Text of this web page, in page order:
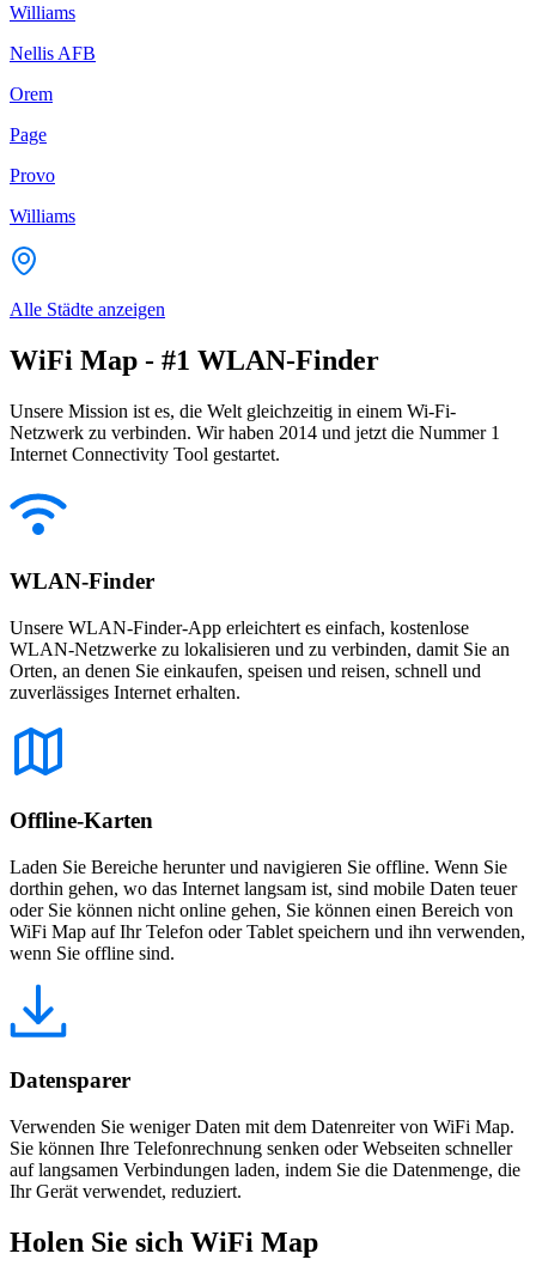
Williams
Nellis AFB
Orem
Page
Provo
Williams
Alle Städte anzeigen
WiFi Map - #1 WLAN-Finder
Unsere Mission ist es, die Welt gleichzeitig in einem Wi-Fi-
Netzwerk zu verbinden. Wir haben 2014 und jetzt die Nummer 1
Internet Connectivity Tool gestartet.
WLAN-Finder
Unsere WLAN-Finder-App erleichtert es einfach, kostenlose
WLAN-Netzwerke zu lokalisieren und zu verbinden, damit Sie an
Orten, an denen Sie einkaufen, speisen und reisen, schnell und
zuverlässiges Internet erhalten.
Offline-Karten
Laden Sie Bereiche herunter und navigieren Sie offline. Wenn Sie
dorthin gehen, wo das Internet langsam ist, sind mobile Daten teuer
oder Sie können nicht online gehen, Sie können einen Bereich von
WiFi Map auf Ihr Telefon oder Tablet speichern und ihn verwenden,
wenn Sie offline sind.
Datensparer
Verwenden Sie weniger Daten mit dem Datenreiter von WiFi Map.
Sie können Ihre Telefonrechnung senken oder Webseiten schneller
auf langsamen Verbindungen laden, indem Sie die Datenmenge, die
Ihr Gerät verwendet, reduziert.
Holen Sie sich WiFi Map